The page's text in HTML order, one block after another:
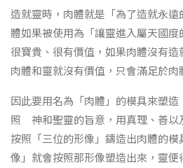
造就靈時，肉體就是「為了造就永
體如果被使用為「讓靈進入屬天國
很寶貴、很有價值，如果肉體沒有造
肉體和靈就沒有價值，只會滿足於肉
因此要用名為「肉體」的模具來塑
照 神和聖靈的旨意，用真理、善以
按照「三位的形像」鑄造出肉體的
像」就會按照那形像塑造出來，靈